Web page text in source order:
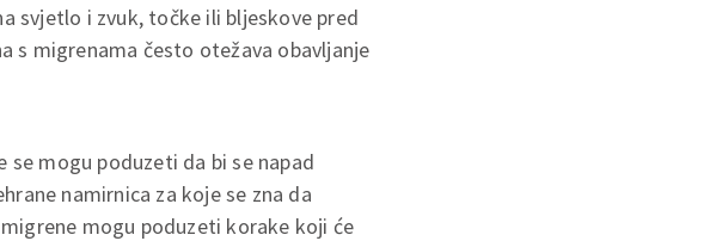
svjetlo i zvuk, točke ili bljeskove pred
s migrenama često otežava obavljanje
se mogu poduzeti da bi se napad
namirnica za koje se zna da
mogu poduzeti korake koji će